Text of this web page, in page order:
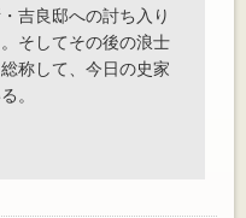
吉良邸への討ち入り
そしてその後の浪士
称して、今日の史家
。